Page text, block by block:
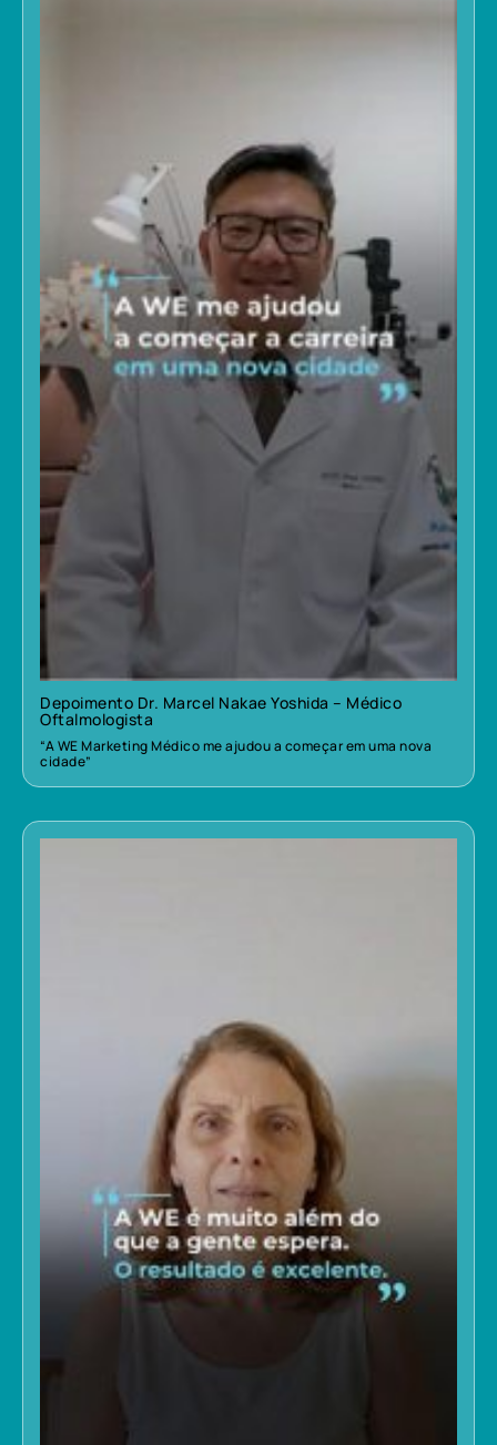
Depoimento Dr. Marcel Nakae Yoshida – Médico
Oftalmologista
“A WE Marketing Médico me ajudou a começar em uma nova
cidade”